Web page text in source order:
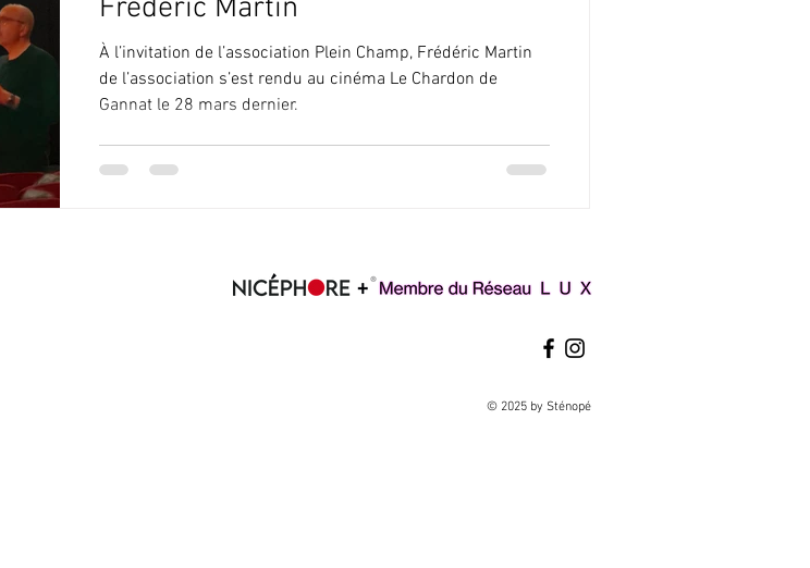
Frédéric Martin
À l’invitation de l’association Plein Champ, Frédéric Martin
de l’association s’est rendu au cinéma Le Chardon de
Gannat le 28 mars dernier.
© 2025 by Sténopé